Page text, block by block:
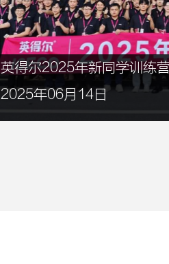
英得尔2025年新同学训练
2025年06月14日